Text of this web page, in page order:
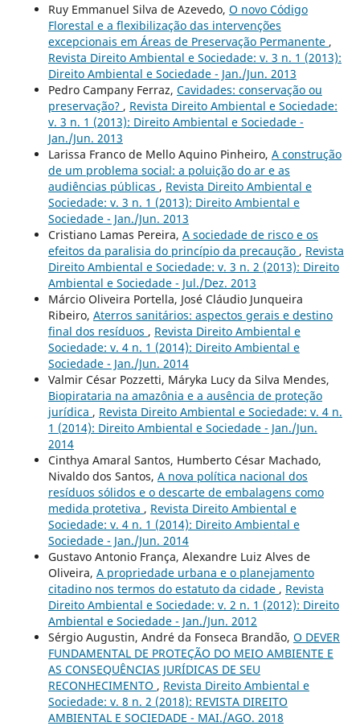
Ruy Emmanuel Silva de Azevedo, O novo Código
Florestal e a flexibilização das intervenções
excepcionais em Áreas de Preservação Permanente ,
Revista Direito Ambiental e Sociedade: v. 3 n. 1 (2013):
Direito Ambiental e Sociedade - Jan./Jun. 2013
Pedro Campany Ferraz, Cavidades: conservação ou
preservação? , Revista Direito Ambiental e Sociedade:
v. 3 n. 1 (2013): Direito Ambiental e Sociedade -
Jan./Jun. 2013
Larissa Franco de Mello Aquino Pinheiro, A construção
de um problema social: a poluição do ar e as
audiências públicas , Revista Direito Ambiental e
Sociedade: v. 3 n. 1 (2013): Direito Ambiental e
Sociedade - Jan./Jun. 2013
Cristiano Lamas Pereira, A sociedade de risco e os
efeitos da paralisia do princípio da precaução , Revista
Direito Ambiental e Sociedade: v. 3 n. 2 (2013): Direito
Ambiental e Sociedade - Jul./Dez. 2013
Márcio Oliveira Portella, José Cláudio Junqueira
Ribeiro, Aterros sanitários: aspectos gerais e destino
final dos resíduos , Revista Direito Ambiental e
Sociedade: v. 4 n. 1 (2014): Direito Ambiental e
Sociedade - Jan./Jun. 2014
Valmir César Pozzetti, Máryka Lucy da Silva Mendes,
Biopirataria na amazônia e a ausência de proteção
jurídica , Revista Direito Ambiental e Sociedade: v. 4 n.
1 (2014): Direito Ambiental e Sociedade - Jan./Jun.
2014
Cinthya Amaral Santos, Humberto César Machado,
Nivaldo dos Santos, A nova política nacional dos
resíduos sólidos e o descarte de embalagens como
medida protetiva , Revista Direito Ambiental e
Sociedade: v. 4 n. 1 (2014): Direito Ambiental e
Sociedade - Jan./Jun. 2014
Gustavo Antonio França, Alexandre Luiz Alves de
Oliveira, A propriedade urbana e o planejamento
citadino nos termos do estatuto da cidade , Revista
Direito Ambiental e Sociedade: v. 2 n. 1 (2012): Direito
Ambiental e Sociedade - Jan./Jun. 2012
Sérgio Augustin, André da Fonseca Brandão, O DEVER
FUNDAMENTAL DE PROTEÇÃO DO MEIO AMBIENTE E
AS CONSEQUÊNCIAS JURÍDICAS DE SEU
RECONHECIMENTO , Revista Direito Ambiental e
Sociedade: v. 8 n. 2 (2018): REVISTA DIREITO
AMBIENTAL E SOCIEDADE - MAI./AGO. 2018